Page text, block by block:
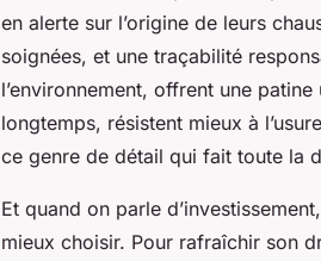
en alerte sur l’origine de leurs
soignées, et une traçabilité
l’environnement, offrent une
longtemps, résistent mieux à
ce genre de détail qui fait toute la
Et quand on parle
mieux choisir. Pour rafraîchir son